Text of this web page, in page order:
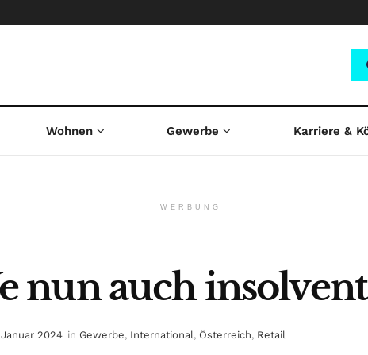
Wohnen Gewerbe Karriere &
WERBUNG
nun auch insolvent
2024 in Gewerbe, International, Österreich, Retail